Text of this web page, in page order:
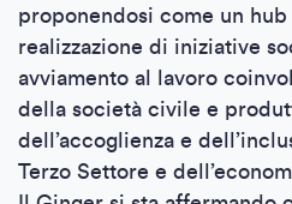
proponendosi come un hub
realizzazione di iniziative
avviamento al lavoro
della società civile e
dell’accoglienza e
Terzo Settore e